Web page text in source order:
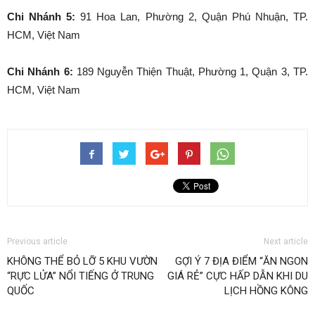
Chi Nhánh 5: 91 Hoa Lan, Phường 2, Quận Phú Nhuận, TP.
HCM, Việt Nam
Chi Nhánh 6: 189 Nguyễn Thiện Thuật, Phường 1, Quận 3, TP.
HCM, Việt Nam
Previous article
KHÔNG THỂ BỎ LỠ 5 KHU VƯỜN
“RỰC LỬA” NỔI TIẾNG Ở TRUNG
QUỐC
Next article
GỢI Ý 7 ĐỊA ĐIỂM “ĂN NGON
GIÁ RẺ” CỰC HẤP DẪN KHI DU
LỊCH HỒNG KÔNG